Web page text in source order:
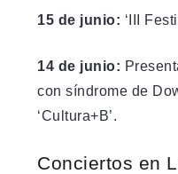
15 de junio: ‘III
14 de junio:
con síndrome de
‘Cultura+B’.
Conciertos en